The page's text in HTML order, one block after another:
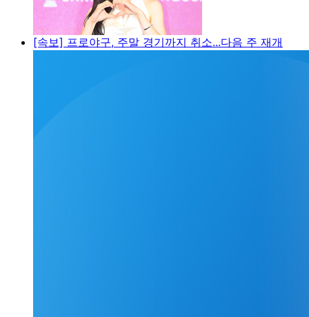
[속보] 프로야구, 주말 경기까지 취소...다음 주 재개